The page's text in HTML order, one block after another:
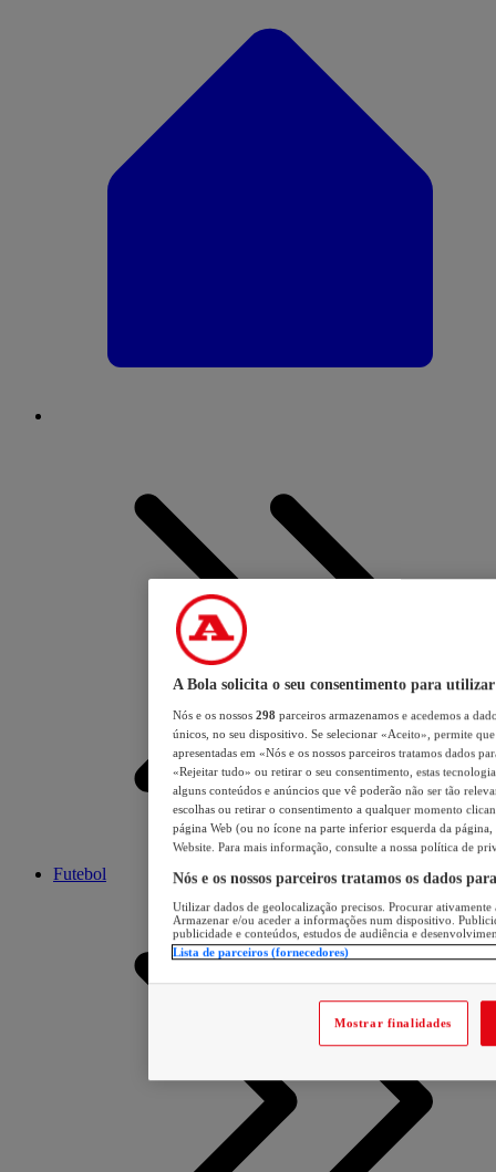
Futebol
A Bola solicita o seu consentimento para utilizar
Nós e os nossos 298 parceiros armazenamos e acedemos a
únicos, no seu dispositivo. Se selecionar «Aceito», permite
apresentadas em «Nós e os nossos parceiros tratamos dados
«Rejeitar tudo» ou retirar o seu consentimento, estas
alguns conteúdos e anúncios que vê poderão não ser tão
escolhas ou retirar o consentimento a qualquer momento
página Web (ou no ícone na parte inferior esquerda da página,
Website. Para mais informação, consulte a nossa política de
Nós e os nossos parceiros tratamos os dados
Utilizar dados de geolocalização precisos. Procurar
Armazenar e/ou aceder a informações num dispositivo.
publicidade e conteúdos, estudos de audiência e
Lista de parceiros (fornecedores)
Mostrar finalidades